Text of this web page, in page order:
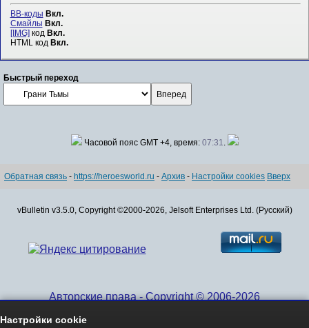
BB-коды Вкл.
Смайлы Вкл.
[IMG]код Вкл.
HTML код Вкл.
Быстрый переход
Часовой пояс GMT +4, время: 07:31.
Обратная связь - https://heroesworld.ru - Архив - Настройки cookies Вверх
vBulletin v3.5.0, Copyright ©2000-2026, Jelsoft Enterprises Ltd. (Русский)
Авторские права - Copyright © 2006-2026
Настройки cookie